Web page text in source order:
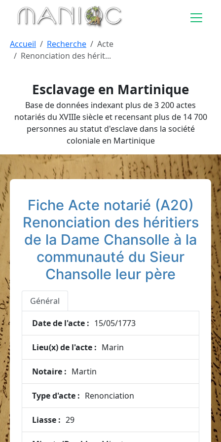
Aller au contenu principal
Esclavage en Martinique
Base de données indexant plus de 3 200 actes
notariés du XVIIIe siècle et recensant plus de 14 700
personnes au statut d'esclave dans la société
coloniale en Martinique
Accueil Recherche
Acte
Renonciation des hérit...
Fiche Acte notarié (A20)
Renonciation des héritiers
de la Dame Chansolle à la
communauté du Sieur
Chansolle leur père
Général
Date de l'acte : 15/05/1773
Lieu(x) de l'acte : Marin
Notaire : Martin
Type d'acte : Renonciation
Liasse : 29